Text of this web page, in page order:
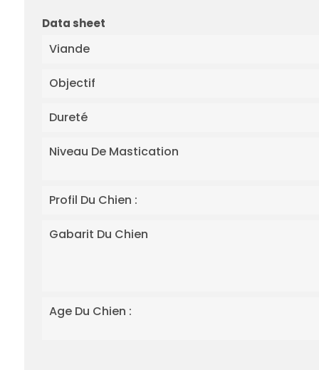
Data sheet
Viande
Objectif
Dureté
Niveau De Mastication
Profil Du Chien :
Gabarit Du Chien
Age Du Chien :